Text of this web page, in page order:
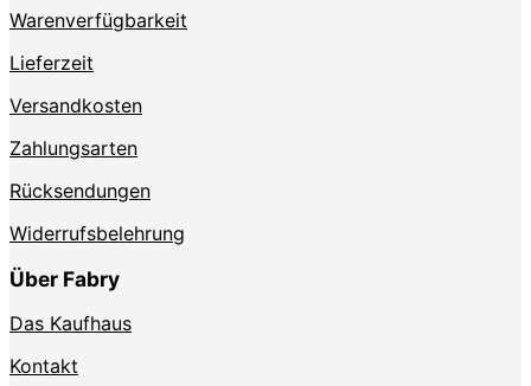
Produktseite
gewählt
Warenverfügbarkeit
Lieferzeit
Versandkosten
Zahlungsarten
Rücksendungen
Widerrufsbelehrung
Über Fabry
Das Kaufhaus
Kontakt